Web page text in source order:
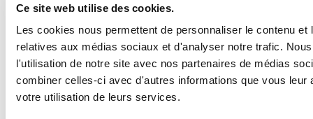
Ce site web utilise des cookies.
Les cookies nous permettent de personnaliser le contenu
relatives aux médias sociaux et d'analyser notre trafic.
l'utilisation de notre site avec nos partenaires de médias
combiner celles-ci avec d'autres informations que vous
votre utilisation de leurs services.
E-mail
Téléphone